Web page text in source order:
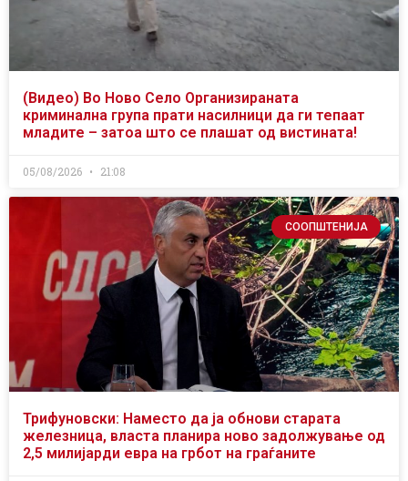
(Видео) Во Ново Село Организираната
криминална група прати насилници да ги тепаат
младите – затоа што се плашат од вистината!
05/08/2026 21:08
СООПШТЕНИЈА
Трифуновски: Наместо да ја обнови старата
железница, власта планира ново задолжување од
2,5 милијарди евра на грбот на граѓаните